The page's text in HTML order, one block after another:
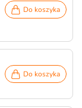
Do koszyka
Do koszyka